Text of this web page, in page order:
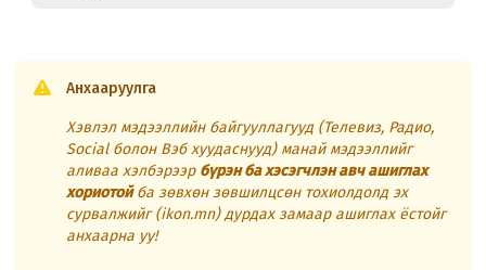
Анхааруулга
Хэвлэл мэдээллийн байгууллагууд (Телевиз, Радио,
Social болон Вэб хуудаснууд) манай мэдээллийг
аливаа хэлбэрээр бүрэн ба хэсэгчлэн авч ашиглах
хориотойба зөвхөн зөвшилцсөн тохиолдолд эх
сурвалжийг (ikon.mn) дурдах замаар ашиглах ёстойг
анхаарна уу!